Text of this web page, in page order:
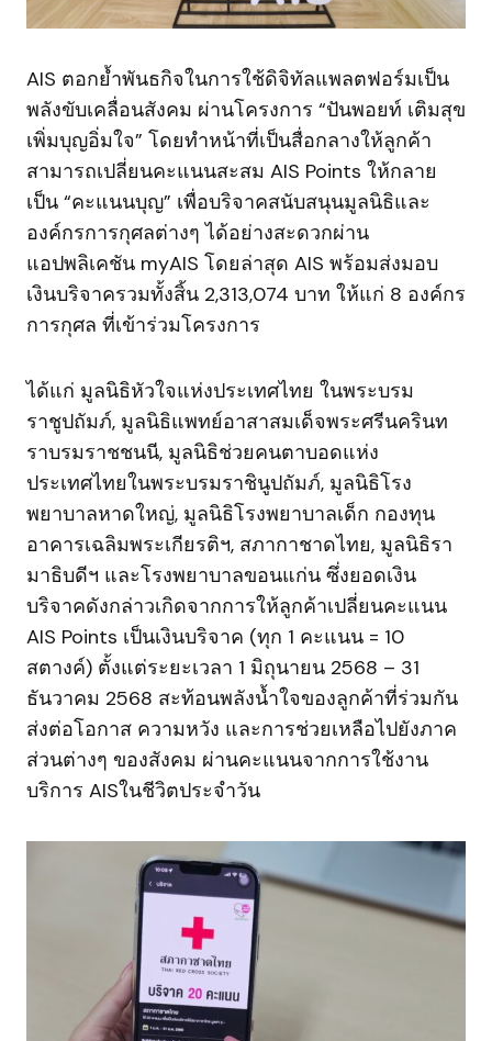
AIS ตอกย้ำพันธกิจในการใช้ดิจิทัลแพลตฟอร์มเป็น
พลังขับเคลื่อนสังคม ผ่านโครงการ “ปันพอยท์ เติมสุข
เพิ่มบุญอิ่มใจ” โดยทำหน้าที่เป็นสื่อกลางให้ลูกค้า
สามารถเปลี่ยนคะแนนสะสม AIS Points ให้กลาย
เป็น “คะแนนบุญ” เพื่อบริจาคสนับสนุนมูลนิธิและ
องค์กรการกุศลต่างๆ ได้อย่างสะดวกผ่าน
แอปพลิเคชัน myAIS โดยล่าสุด AIS พร้อมส่งมอบ
เงินบริจาครวมทั้งสิ้น 2,313,074 บาท ให้แก่ 8 องค์กร
การกุศล ที่เข้าร่วมโครงการ
ได้แก่ มูลนิธิหัวใจแห่งประเทศไทย ในพระบรม
ราชูปถัมภ์, มูลนิธิแพทย์อาสาสมเด็จพระศรีนครินท
ราบรมราชชนนี, มูลนิธิช่วยคนตาบอดแห่ง
ประเทศไทยในพระบรมราชินูปถัมภ์, มูลนิธิโรง
พยาบาลหาดใหญ่, มูลนิธิโรงพยาบาลเด็ก กองทุน
อาคารเฉลิมพระเกียรติฯ, สภากาชาดไทย, มูลนิธิรา
มาธิบดีฯ และโรงพยาบาลขอนแก่น ซึ่งยอดเงิน
บริจาคดังกล่าวเกิดจากการให้ลูกค้าเปลี่ยนคะแนน
AIS Points เป็นเงินบริจาค (ทุก 1 คะแนน = 10
สตางค์) ตั้งแต่ระยะเวลา 1 มิถุนายน 2568 – 31
ธันวาคม 2568 สะท้อนพลังน้ำใจของลูกค้าที่ร่วมกัน
ส่งต่อโอกาส ความหวัง และการช่วยเหลือไปยังภาค
ส่วนต่างๆ ของสังคม ผ่านคะแนนจากการใช้งาน
บริการ AISในชีวิตประจำวัน